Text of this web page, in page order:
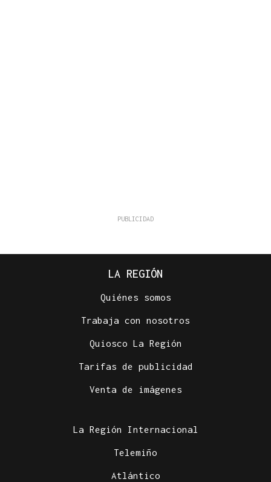
LA REGIÓN
Quiénes somos
Trabaja con nosotros
Quiosco La Región
Tarifas de publicidad
Venta de imágenes
La Región Internacional
Telemiño
Atlántico